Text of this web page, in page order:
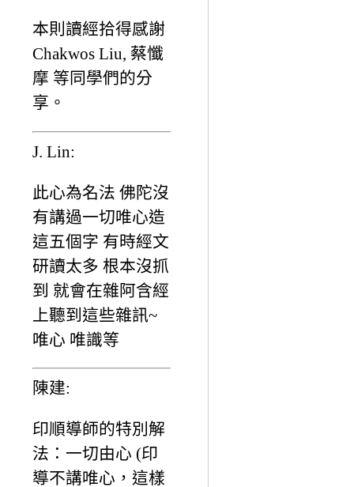
本則讀經拾得感謝
Chakwos Liu, 蔡懺
摩 等同學們的分
享。
J. Lin:
此心為名法 佛陀沒
有講過一切唯心造
這五個字 有時經文
研讀太多 根本沒抓
到 就會在雜阿含經
上聽到這些雜訊~
唯心 唯識等
陳建:
印順導師的特別解
法：一切由心 (印
導不講唯心，這樣